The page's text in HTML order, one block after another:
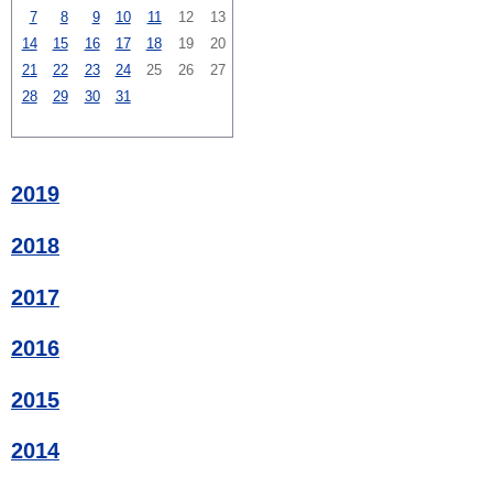
7
8 9 10 11 12
13
14
15 16 17 18 19
20
21
22 23 24 25 26
27
28
29 30 31
2019
2018
2017
2016
2015
2014